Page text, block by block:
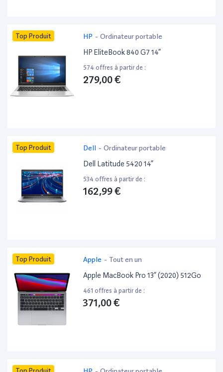
Top Produit HP - Ordinateur portable
HP EliteBook 840 G7 14”
574 offres à partir de :
279,00 €
Top Produit Dell - Ordinateur portable
Dell Latitude 5420 14”
534 offres à partir de :
162,99 €
Top Produit Apple - Tout en un
Apple MacBook Pro 13” (2020) 512Go
461 offres à partir de :
371,00 €
Top Produit